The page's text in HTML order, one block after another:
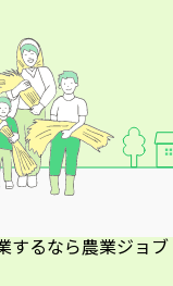
するなら農業ジョブ